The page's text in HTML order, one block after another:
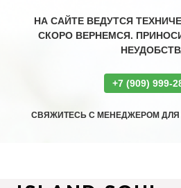
НА САЙТЕ ВЕДУТСЯ
СКОРО ВЕРНЕМСЯ.
+7 (909) 999-
СВЯЖИТЕСЬ С МЕНЕДЖЕРОМ